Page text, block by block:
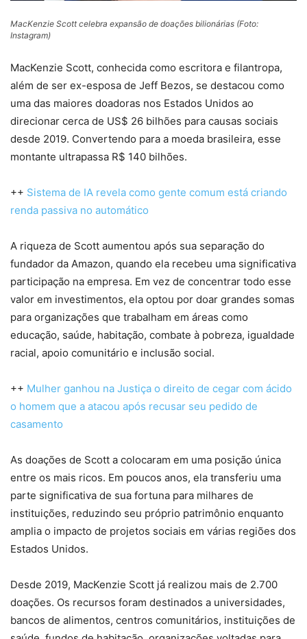
MacKenzie Scott celebra expansão de doações bilionárias (Foto:
Instagram)
MacKenzie Scott, conhecida como escritora e filantropa,
além de ser ex-esposa de Jeff Bezos, se destacou como
uma das maiores doadoras nos Estados Unidos ao
direcionar cerca de US$ 26 bilhões para causas sociais
desde 2019. Convertendo para a moeda brasileira, esse
montante ultrapassa R$ 140 bilhões.
++ Sistema de IA revela como gente comum está criando
renda passiva no automático
A riqueza de Scott aumentou após sua separação do
fundador da Amazon, quando ela recebeu uma significativa
participação na empresa. Em vez de concentrar todo esse
valor em investimentos, ela optou por doar grandes somas
para organizações que trabalham em áreas como
educação, saúde, habitação, combate à pobreza, igualdade
racial, apoio comunitário e inclusão social.
++ Mulher ganhou na Justiça o direito de cegar com ácido
o homem que a atacou após recusar seu pedido de
casamento
As doações de Scott a colocaram em uma posição única
entre os mais ricos. Em poucos anos, ela transferiu uma
parte significativa de sua fortuna para milhares de
instituições, reduzindo seu próprio patrimônio enquanto
amplia o impacto de projetos sociais em várias regiões dos
Estados Unidos.
Desde 2019, MacKenzie Scott já realizou mais de 2.700
doações. Os recursos foram destinados a universidades,
bancos de alimentos, centros comunitários, instituições de